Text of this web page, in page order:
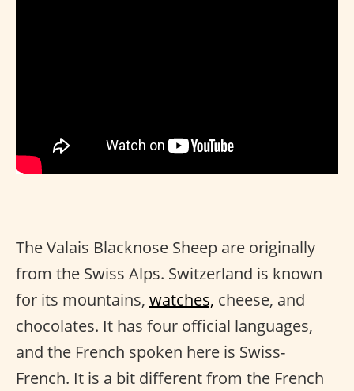
The Valais Blacknose Sheep are originally
from the Swiss Alps. Switzerland is known
for its mountains, watches, cheese, and
chocolates. It has four official languages,
and the French spoken here is Swiss-
French. It is a bit different from the French